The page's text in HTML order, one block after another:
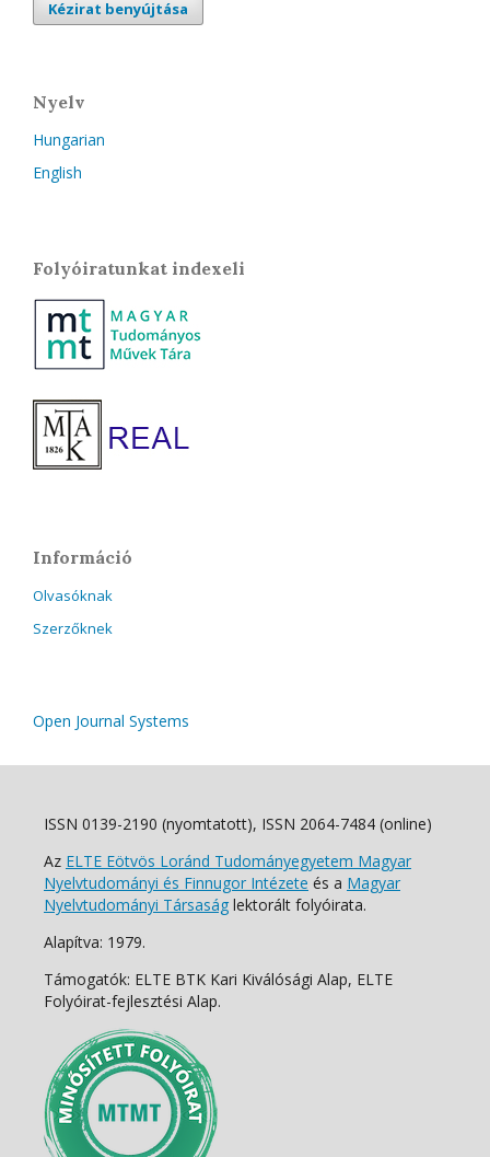
Kézirat benyújtása
Nyelv
Hungarian
English
Folyóiratunkat indexeli
Információ
Olvasóknak
Szerzőknek
Open Journal Systems
ISSN 0139-2190 (nyomtatott), ISSN 2064-7484 (online)
Az ELTE Eötvös Loránd Tudományegyetem Magyar
Nyelvtudományi és Finnugor Intézete és a Magyar
Nyelvtudományi Társaság lektorált folyóirata.
Alapítva: 1979.
Támogatók: ELTE BTK Kari Kiválósági Alap, ELTE
Folyóirat-fejlesztési Alap.